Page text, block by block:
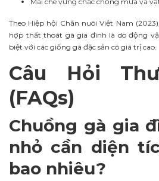
Theo Hiệp hội Chăn nuôi Việt Nam
hợp thất thoát gà gia đình là do động
biệt với các giống gà đặc sản có giá trị cao.
Câu Hỏi
(FAQs)
Chuồng gà gia
nhỏ cần diện
bao nhiêu?